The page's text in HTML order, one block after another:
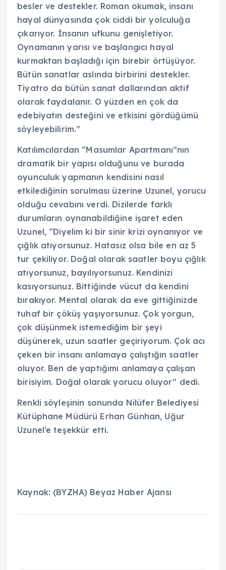
besler ve destekler. Roman okumak, insanı
hayal dünyasında çok ciddi bir yolculuğa
çıkarıyor. İnsanın ufkunu genişletiyor.
Oynamanın yarısı ve başlangıcı hayal
kurmaktan başladığı için birebir örtüşüyor.
Bütün sanatlar aslında birbirini destekler.
Tiyatro da bütün sanat dallarından aktif
olarak faydalanır. O yüzden en çok da
edebiyatın desteğini ve etkisini gördüğümü
söyleyebilirim.”
Katılımcılardan “Masumlar Apartmanı”nın
dramatik bir yapısı olduğunu ve burada
oyunculuk yapmanın kendisini nasıl
etkilediğinin sorulması üzerine Uzunel, yorucu
olduğu cevabını verdi. Dizilerde farklı
durumların oynanabildiğine işaret eden
Uzunel, “Diyelim ki bir sinir krizi oynanıyor ve
çığlık atıyorsunuz. Hatasız olsa bile en az 5
tur çekiliyor. Doğal olarak saatler boyu çığlık
atıyorsunuz, bayılıyorsunuz. Kendinizi
kasıyorsunuz. Bittiğinde vücut da kendini
bırakıyor. Mental olarak da eve gittiğinizde
tuhaf bir çöküş yaşıyorsunuz. Çok yorgun,
çok düşünmek istemediğim bir şeyi
düşünerek, uzun saatler geçiriyorum. Çok acı
çeken bir insanı anlamaya çalıştığın saatler
oluyor. Ben de yaptığımı anlamaya çalışan
birisiyim. Doğal olarak yorucu oluyor” dedi.
Renkli söyleşinin sonunda Nilüfer Belediyesi
Kütüphane Müdürü Erhan Günhan, Uğur
Uzunel’e teşekkür etti.
Kaynak: (BYZHA) Beyaz Haber Ajansı